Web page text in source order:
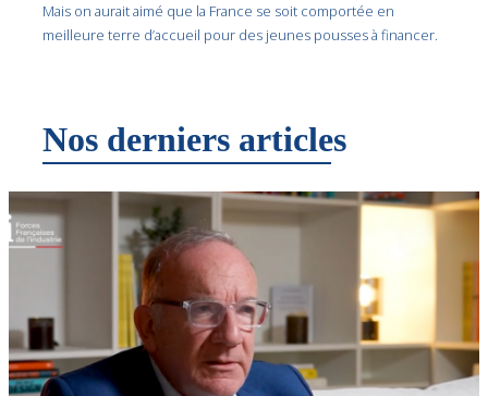
Mais on aurait aimé que la France se soit comportée en
meilleure terre d’accueil pour des jeunes pousses à financer.
Nos derniers articles